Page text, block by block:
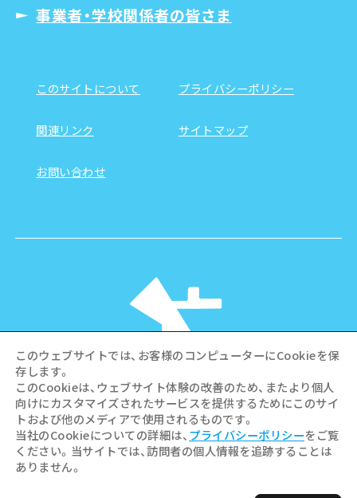
事業者・学校関係者の皆さま
このサイトについて プライバシーポリシー
関連リンク サイトマップ
お問い合わせ
©Hiroshima Tourism Association /
Hiroshima Prefecture / Hiroshima City .
All rights reserved
このウェブサイトでは、お客様のコンピューターにCookieを保
存します。
このCookieは、ウェブサイト体験の改善のため、またより個人
向けにカスタマイズされたサービスを提供するためにこのサイ
トおよび他のメディアで使用されるものです。
当社のCookieについての詳細は、 プライバシーポリシーをご覧
ください。当サイトでは、訪問者の個人情報を追跡することは
ありません。